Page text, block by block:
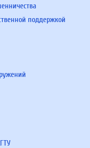
поддержкой